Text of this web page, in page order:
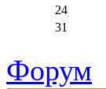
24
31
Форум